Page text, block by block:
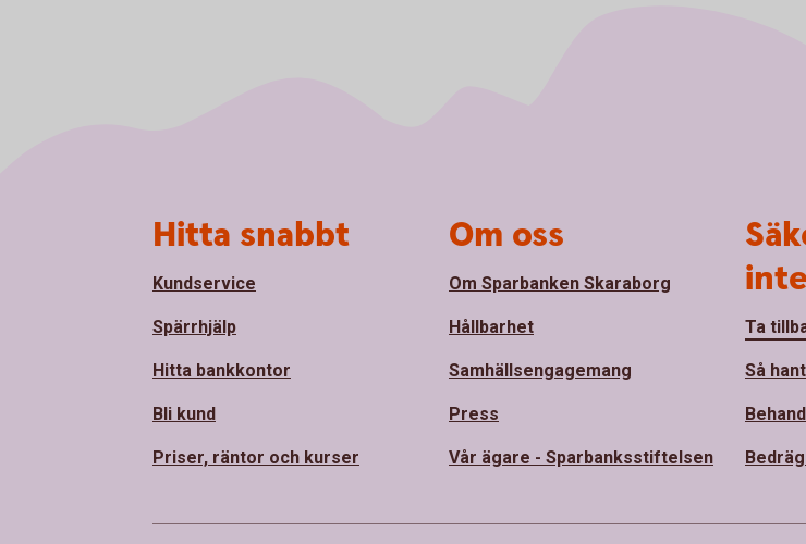
Hitta snabbt
Kundservice
Spärrhjälp
Hitta bankkontor
Bli kund
Priser, räntor och kurser
Om oss
Om Sparbanken Skaraborg
Hållbarhet
Samhällsengagemang
Press
Vår ägare - Sparbanksstiftelsen
Ta
Så